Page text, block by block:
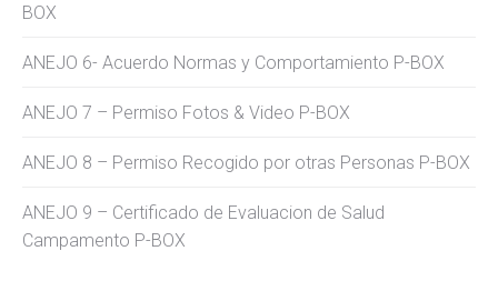
BOX
ANEJO 6- Acuerdo Normas y Comportamiento P-BOX
ANEJO 7 – Permiso Fotos & Video P-BOX
ANEJO 8 – Permiso Recogido por otras Personas P-BOX
ANEJO 9 – Certificado de Evaluacion de Salud
Campamento P-BOX